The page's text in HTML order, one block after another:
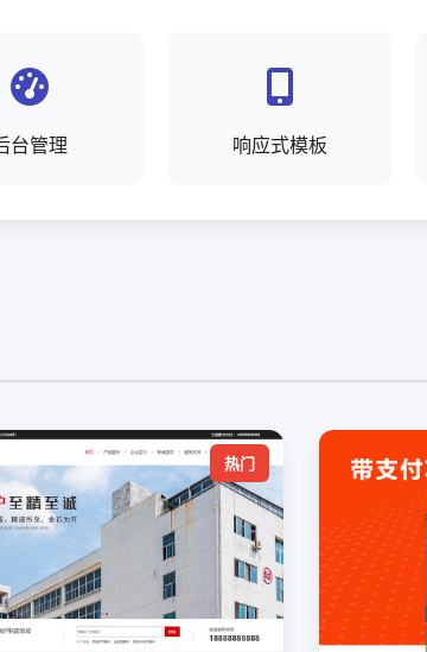
台管理 响应式模板
热门